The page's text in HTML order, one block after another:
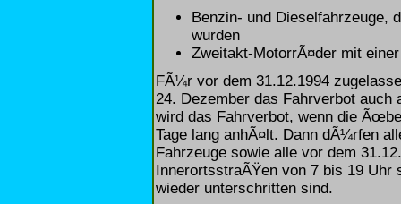
Benzin- und Dieselfahrzeuge,
wurden
Zweitakt-MotorrÃ¤der mit
FÃ¼r vor dem 31.12.1994
24. Dezember das Fahrverbot auch
wird das Fahrverbot, wenn die
Tage lang anhÃ¤lt. Dann dÃ¼rfen
Fahrzeuge sowie alle vor dem
InnerortsstraÃŸen von 7 bis 19
wieder unterschritten sind.